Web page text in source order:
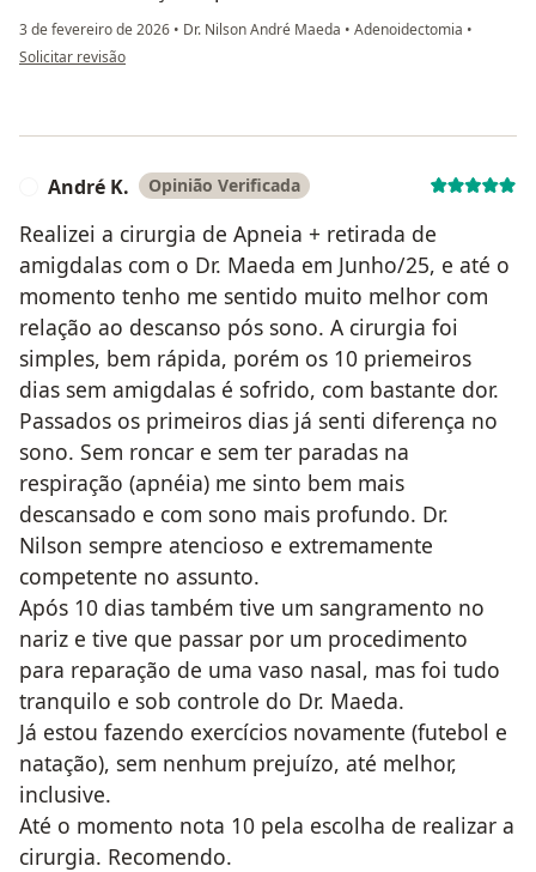
3 de fevereiro de 2026 • Dr. Nilson André Maeda • Adenoidectomia •
na opinião do utilizador Camila Gomez Borges
Solicitar revisão
André K. Opinião Verificada
Realizei a cirurgia de Apneia + retirada de
amigdalas com o Dr. Maeda em Junho/25, e até o
momento tenho me sentido muito melhor com
relação ao descanso pós sono. A cirurgia foi
simples, bem rápida, porém os 10 priemeiros
dias sem amigdalas é sofrido, com bastante dor.
Passados os primeiros dias já senti diferença no
sono. Sem roncar e sem ter paradas na
respiração (apnéia) me sinto bem mais
descansado e com sono mais profundo. Dr.
Nilson sempre atencioso e extremamente
competente no assunto.
Após 10 dias também tive um sangramento no
nariz e tive que passar por um procedimento
para reparação de uma vaso nasal, mas foi tudo
tranquilo e sob controle do Dr. Maeda.
Já estou fazendo exercícios novamente (futebol e
natação), sem nenhum prejuízo, até melhor,
inclusive.
Até o momento nota 10 pela escolha de realizar a
cirurgia. Recomendo.